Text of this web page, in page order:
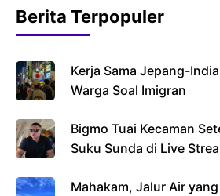
k
Berita Terpopuler
Kerja Sama Jepang-
Warga Soal Imigran
Bigmo Tuai Kecaman
Suku Sunda di Live
Mahakam, Jalur Air